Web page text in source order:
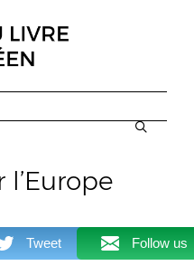
Tweet Follow us